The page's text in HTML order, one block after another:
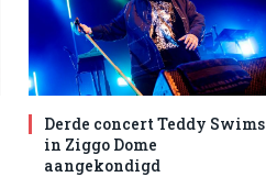
Derde concert Teddy Swims
in Ziggo Dome
aangekondigd